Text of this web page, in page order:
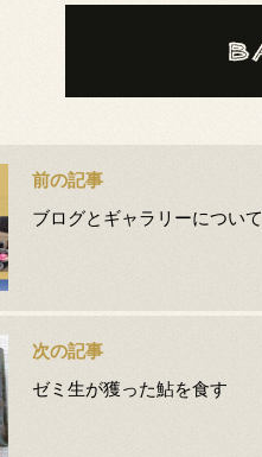
前の記事
ブログとギャラリーについて
次の記事
ゼミ生が獲った鮎を食す